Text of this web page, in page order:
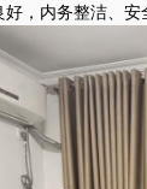
，内务整洁、安